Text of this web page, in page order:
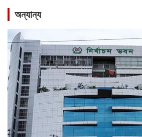
অন্যান্য